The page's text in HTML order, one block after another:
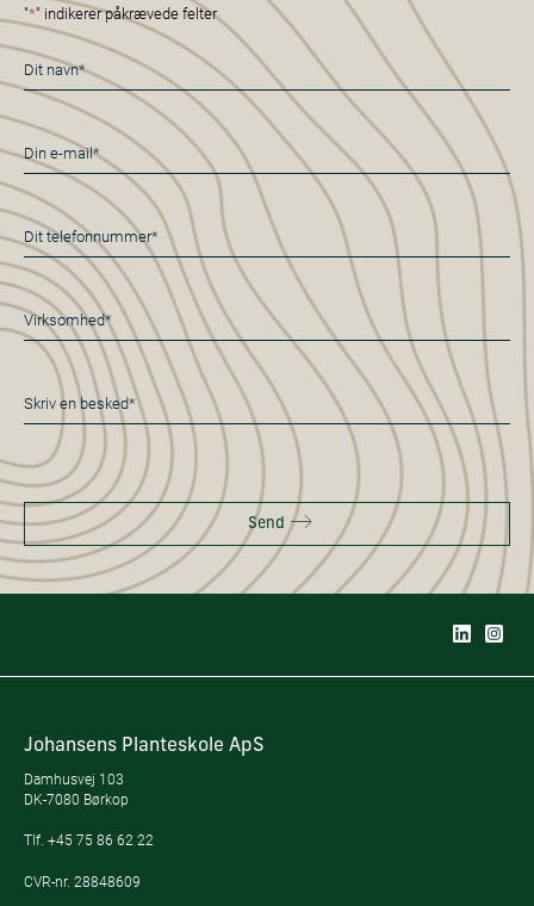
"*" indikerer påkrævede felter
Navn
*
E-
mail
*
Telefon
*
Virksomhed*
*
Besked
*
Send
Johansens Planteskole ApS
Damhusvej 103
DK-7080 Børkop
Tlf. +45 75 86 62 22
CVR-nr. 28848609